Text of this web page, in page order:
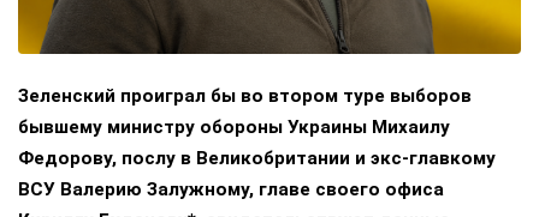
Зеленский проиграл бы во втором туре выборов
бывшему министру обороны Украины Михаилу
Федорову, послу в Великобритании и экс-главкому
ВСУ Валерию Залужному, главе своего офиса